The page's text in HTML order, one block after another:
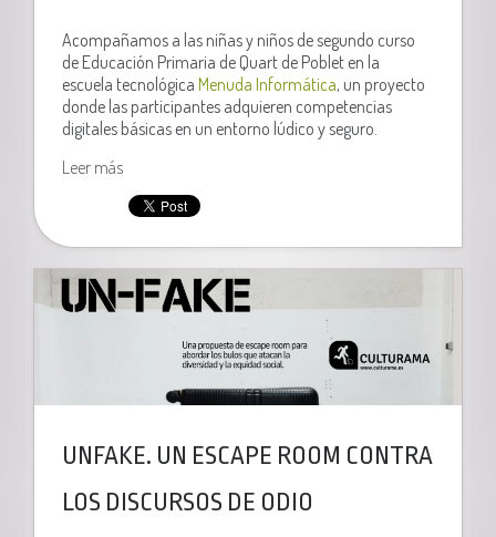
Acompañamos a las niñas y niños de segundo curso
de Educación Primaria de Quart de Poblet en la
escuela tecnológicaMenuda Informática, un proyecto
donde las participantes adquieren competencias
digitales básicas en un entorno lúdico y seguro.
Leer más
UNFAKE. UN ESCAPE ROOM CONTRA
LOS DISCURSOS DE ODIO